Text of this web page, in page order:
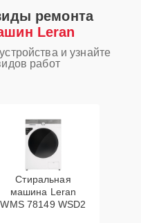
ремонта
Leran
и узнайте
работ
Стиральная
машина Leran
WMS 78149 WSD2